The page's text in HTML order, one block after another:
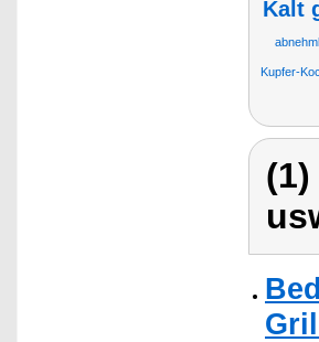
Kalt
Kupfer-